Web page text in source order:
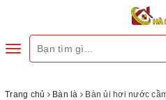
Toggle
Trang chủ Bàn là
Bàn ủi hơi nước